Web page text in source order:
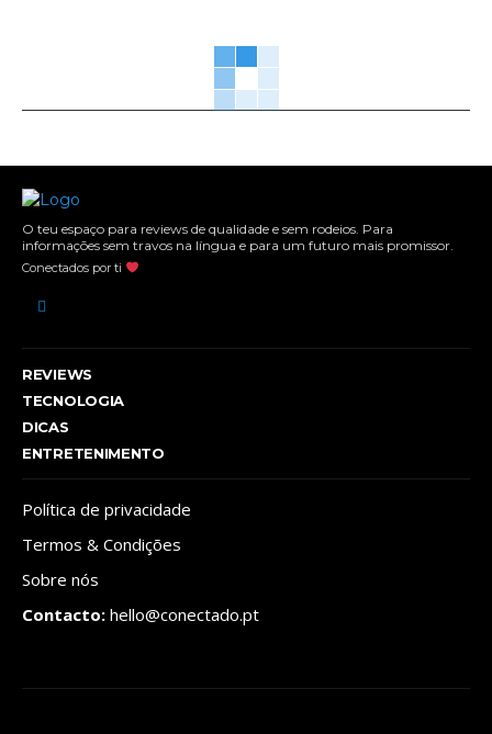
O teu espaço para reviews de qualidade e sem rodeios. Para
informações sem travos na língua e para um futuro mais promissor.
Conectados por ti
REVIEWS
TECNOLOGIA
DICAS
ENTRETENIMENTO
Política de privacidade
Termos & Condições
Sobre nós
Contacto: hello@conectado.pt